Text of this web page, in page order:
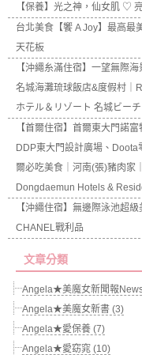
【保養】光之神，仙女肌 ♡
台北美食【饗 A Joy】最高最
天花板
【沖繩糸滿住宿】一望無際
名城海灘琉球飯店&度假村｜
ホテル＆リゾート 名城ビーチ
【首爾住宿】首爾東大門諾
DDP東大門設計廣場、
爾必吃美食｜河南(張)豬肉家
Dongdaemun Hotels &
【沖繩住宿】無邊際泳池超
CHANEL戰利品
文章分類
Angela★美魔女新聞報
Angela★美魔女新書 (3)
Angela★愛保養 (7)
Angela★愛窈窕 (10)